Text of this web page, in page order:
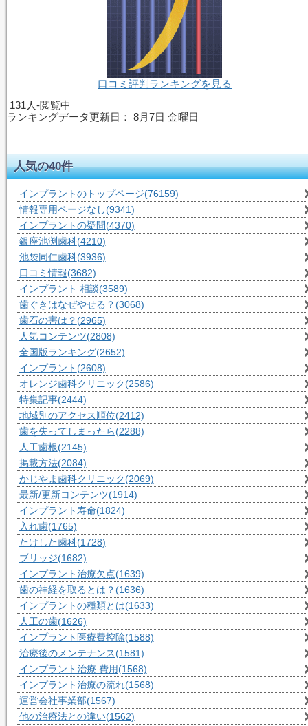
口コミ評判ランキングを見る
131人-閲覧中
ランキングデータ更新日： 8月7日 金曜日
人気の40件
インプラントのトップページ(76159)
情報専用ページなし(9341)
インプラントの疑問(4370)
銀座池渕歯科(4210)
池袋同仁歯科(3936)
口コミ情報(3682)
インプラント 相談(3589)
歯ぐきはなぜやせる？ (3068)
歯石の害は？ (2965)
人気コンテンツ(2808)
全国版ランキング(2652)
インプラント (2608)
オレンジ歯科クリニック(2586)
特集記事(2444)
地域別のアクセス順位(2412)
歯を失ってしまったら(2288)
人工歯根(2145)
掲載方法(2084)
かじやま歯科クリニック(2069)
最新/更新コンテンツ(1914)
インプラント寿命(1824)
入れ歯(1765)
たけした歯科(1728)
ブリッジ(1682)
インプラント治療欠点(1639)
歯の神経を取るとは？ (1636)
インプラントの種類とは(1633)
人工の歯(1626)
インプラント医療費控除(1588)
治療後のメンテナンス(1581)
インプラント治療 費用(1568)
インプラント治療の流れ(1568)
運営会社事業部(1567)
他の治療法との違い(1562)